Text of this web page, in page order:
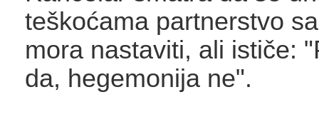
teškoćama partnerstvo
mora nastaviti, ali ističe:
da, hegemonija ne".